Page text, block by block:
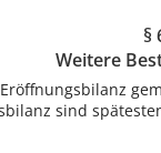
§
Weitere
sind